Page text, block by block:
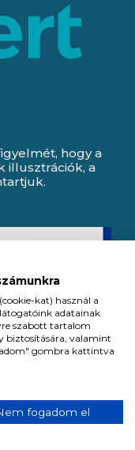
hogy a
illusztrációk, a
reserved.
kat) használ a
adatainak
szabott tartalom
biztosítására, valamint
gombra kattintva
fogadom el